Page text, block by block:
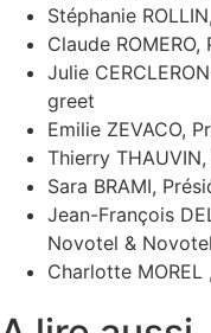
Stéphanie
Claude
Julie
greet
Emilie ZEVACO,
Thierry
Sara BRAMI,
Jean-François
Novotel &
Charlotte